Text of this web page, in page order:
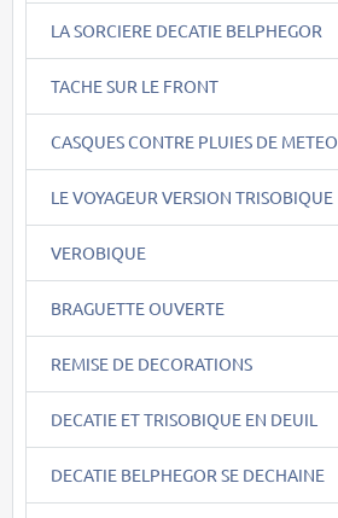
LA SORCIERE DECATIE BELPHEGOR
TACHE SUR LE FRONT
CASQUES CONTRE PLUIES DE METEO
LE VOYAGEUR VERSION TRISOBIQUE
VEROBIQUE
BRAGUETTE OUVERTE
REMISE DE DECORATIONS
DECATIE ET TRISOBIQUE EN DEUIL
DECATIE BELPHEGOR SE DECHAINE